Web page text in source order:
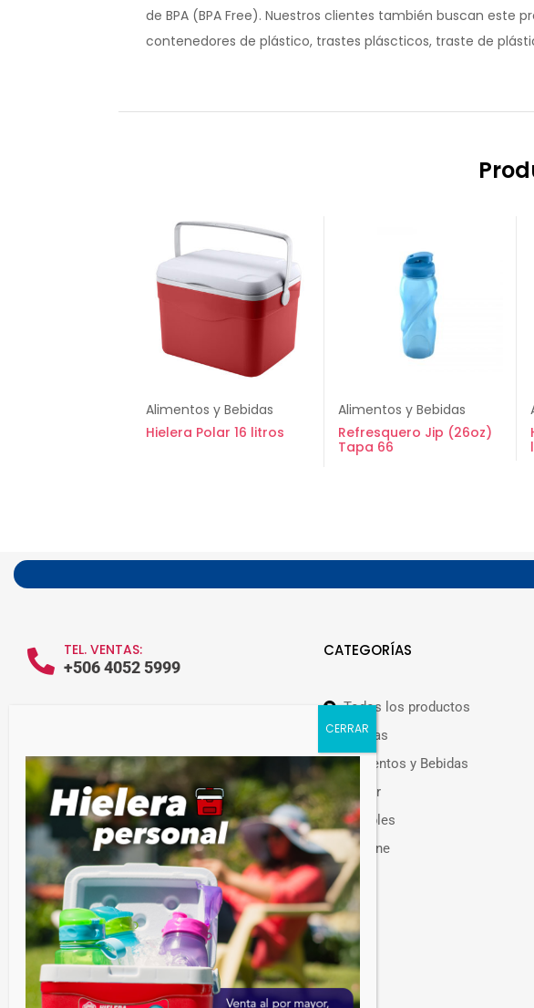
de BPA (BPA Free). Nuestros clientes también buscan
contenedores de plástico, trastes pláscticos, traste de
Alimentos y Bebidas
Hielera Polar 16 litros
Alimentos y Bebidas
Refresquero Jip (26oz)
Tapa 66
TEL. VENTAS:
+506 4052 5999
Guateplast Costa Rica.
Fabricante y distribuidor de productos
plásticos.
Venta de productos plásticos por mayor en
Costa Rica. Más de 300 productos
disponibles.
CATEGORÍAS
Todos los productos
Ofertas
Alimentos y Bebidas
Hogar
Muebles
Higiene
Otros